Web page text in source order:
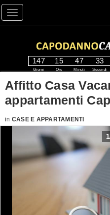
Toggle navigation
147
Giorni
15
Ore
47
Minuti
33
Secondi
Affitto Casa
appartamenti
in CASE E APPARTAMENTI
1